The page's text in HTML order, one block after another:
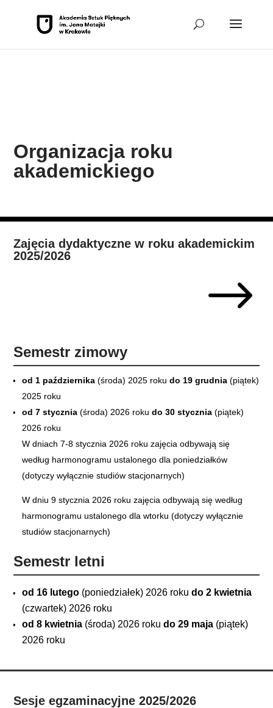
sekcji Stopka
Organizacja roku
akademickiego
Zajęcia dydaktyczne w roku akademickim
2025/2026
$
Semestr zimowy
od 1 października(środa) 2025 rokudo 19 grudnia(piątek)
2025 roku
od 7 stycznia(środa) 2026 rokudo 30 stycznia(piątek)
2026 roku
W dniach 7-8 stycznia 2026 roku zajęcia odbywają się
według harmonogramu ustalonego dla poniedziałków
(dotyczy wyłącznie studiów stacjonarnych)
W dniu 9 stycznia 2026 roku zajęcia odbywają się według
harmonogramu ustalonego dla wtorku (dotyczy wyłącznie
studiów stacjonarnych)
Semestr letni
od 16 lutego (poniedziałek) 2026 roku do 2 kwietnia
(czwartek) 2026 roku
od 8 kwietnia (środa) 2026 rokudo 29 maja (piątek)
2026 roku
Sesje egzaminacyjne 2025/2026